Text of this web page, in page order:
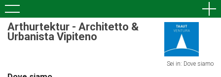
Arthurtektur - Architetto &
Urbanista Vipiteno
Sei in: Dove siamo